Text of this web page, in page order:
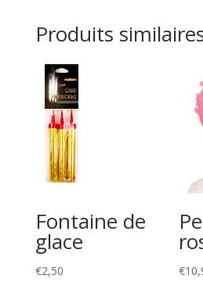
Produits
Fontaine de
glace
€2,50 €